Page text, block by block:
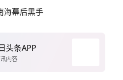
海幕后黑手
头条APP
内容